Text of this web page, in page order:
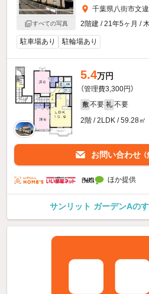
すべての写真
千葉県八街市文違
2階建 / 21年5ヶ月 /
駐車場あり 駐輪場あり
5.4万円
（管理費3,300円）
敷 不要 礼 不要
2階 / 2LDK / 59.28㎡
お問い合わせ
ほか提供
サンリット ガーデンAの